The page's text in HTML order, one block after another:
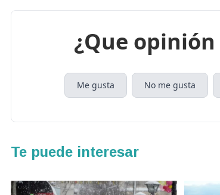
¿Que
Me gusta No me gusta
Te puede interesar